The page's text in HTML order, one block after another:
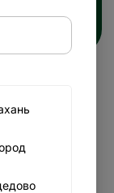
про
в
в